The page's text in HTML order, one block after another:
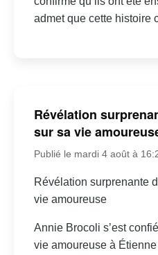
admet que cette histoire
Révélation
sur sa vie
Publié le mardi 4 août à
Révélation surprenante
vie amoureuse
Annie Brocoli s’est
vie amoureuse à